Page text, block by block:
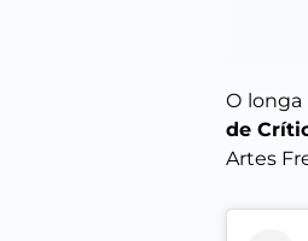
O
de
Artes